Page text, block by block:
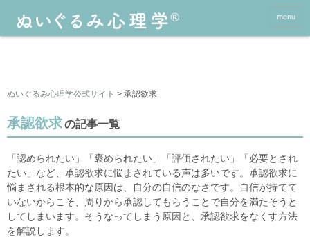
menu
ぬいぐるみ心理学公式サイト > 承認欲求
承認欲求の記事一覧
「認められたい」「褒められたい」「評価されたい」「必要とされ
たい」など、承認欲求に悩まされている声は多いです。承認欲求に
悩まされる根本的な原因は、自分の自信のなさです。自信が持てて
いないからこそ、周りから承認してもらうことで自分を満たそうと
してしまいます。そうなってしまう原因と、承認欲求をなくす方法
を解説します。